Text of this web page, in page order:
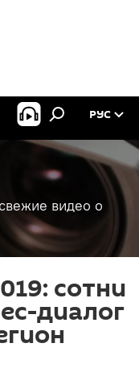
РУС
видео о
сотни
диалог